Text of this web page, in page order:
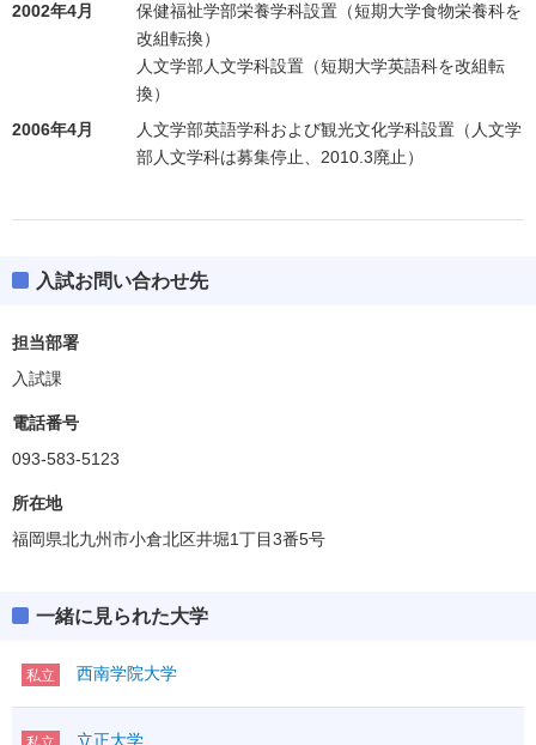
2002年4月
保健福祉学部栄養学科設置（短期大学食物栄養科を
改組転換）
人文学部人文学科設置（短期大学英語科を改組転
換）
2006年4月
人文学部英語学科および観光文化学科設置（人文学
部人文学科は募集停止、2010.3廃止）
入試お問い合わせ先
担当部署
入試課
電話番号
093-583-5123
所在地
福岡県北九州市小倉北区井堀1丁目3番5号
一緒に見られた大学
私立 西南学院大学
立正大学